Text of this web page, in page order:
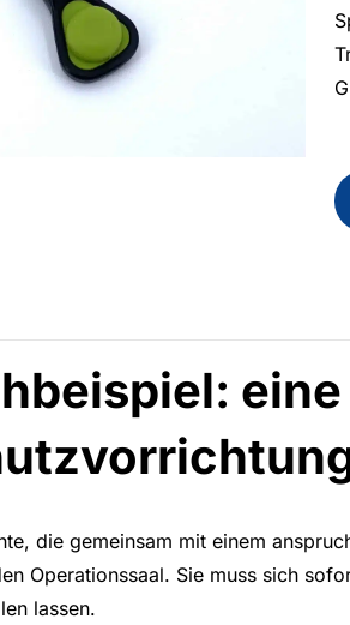
die gemeinsam mit einem
Operationssaal. Sie muss sich
lassen.